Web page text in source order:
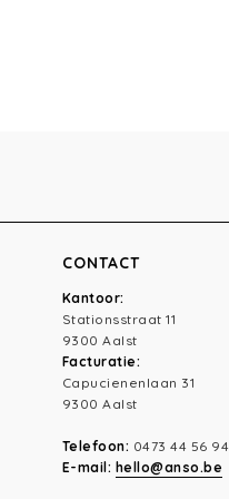
CONTACT
Kantoor:
Stationsstraat 11
9300 Aalst
Facturatie:
Capucienenlaan 31
9300 Aalst
Telefoon: 0473 44 56 94
E-mail: hello@anso.be